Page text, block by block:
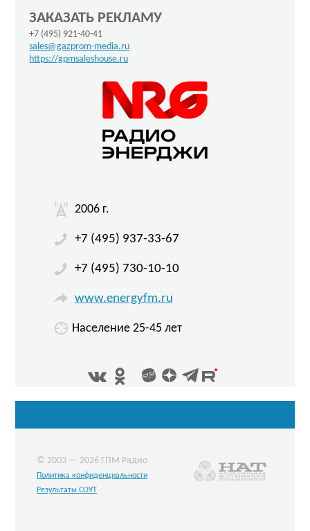
ЗАКАЗАТЬ РЕКЛАМУ
+7 (495) 921-40-41
sales@gazprom-media.ru
https://gpmsaleshouse.ru
2006 г.
+7 (495) 937-33-67
+7 (495) 730-10-10
www.energyfm.ru
Население 25-45 лет
© 2003 — 2026 ГПМ Радио
Политика конфиденциальности
Результаты СОУТ